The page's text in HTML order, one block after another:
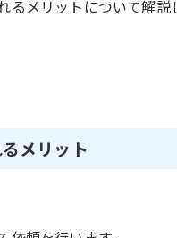
メリットについて解説
メリット